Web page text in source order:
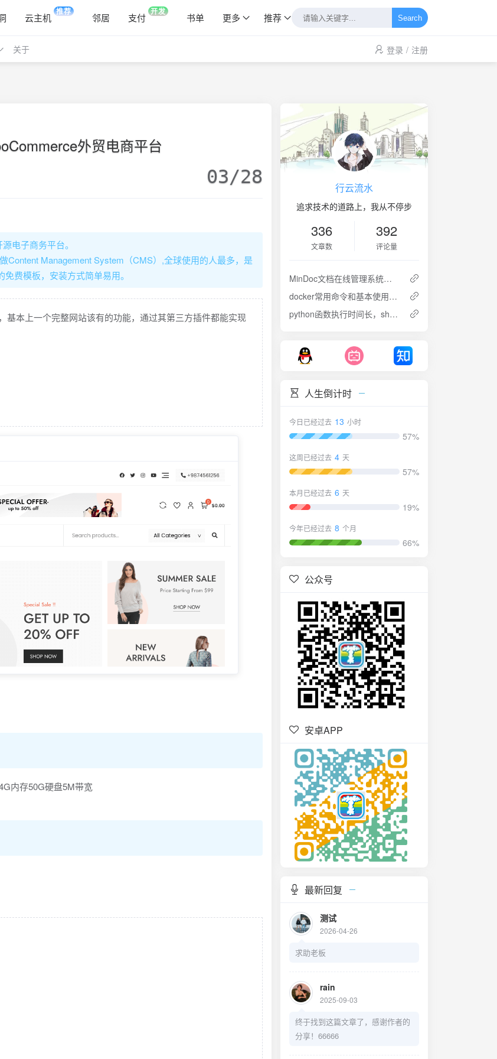
云主机 推荐 邻居 支付 开发 书单 更多 推荐 Search
关于 登录 / 注册
外贸电商平台
03/28
电子商务平台。
Content Management System（CMS）,全球使用的人最多，是
费模板，安装方式简单易用。
基本上一个完整网站该有的功能，通过其第三方插件都能实现
内存50G硬盘5M带宽
行云流水
追求技术的道路上，我从不停步
336
文章数
392
评论量
MinDoc文档在线管理系统的部署与使用
docker常用命令和基本使用总结
python函数执行时间长，shell终端加载转圈动画
人生倒计时
今日已经过去 13 小时
57%
这周已经过去 4 天
57%
本月已经过去 6 天
19%
今年已经过去 8 个月
66%
公众号
安卓APP
最新回复
测试
2026-04-26
求助老板
rain
2025-09-03
终于找到这篇文章了，感谢作者的
分享！66666